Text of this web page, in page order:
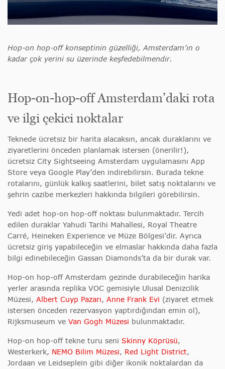
Hop-on hop-off konseptinin güzelliği, Amsterdam’ın o
kadar çok yerini su üzerinde keşfedebilmendir.
Hop-on-hop-off Amsterdam’daki rota
ve ilgi çekici noktalar
Teknede ücretsiz bir harita alacaksın, ancak duraklarını ve
ziyaretlerini önceden planlamak istersen (önerilir!),
ücretsiz City Sightseeing Amsterdam uygulamasını App
Store veya Google Play’den indirebilirsin. Burada tekne
rotalarını, günlük kalkış saatlerini, bilet satış noktalarını ve
şehrin cazibe merkezleri hakkında bilgileri görebilirsin.
Yedi adet hop-on hop-off noktası bulunmaktadır. Tercih
edilen duraklar Yahudi Tarihi Mahallesi, Royal Theatre
Carré, Heineken Experience ve Müze Bölgesi’dir. Ayrıca
ücretsiz giriş yapabileceğin ve elmaslar hakkında daha fazla
bilgi edinebileceğin Gassan Diamonds’ta da bir durak var.
Hop-on hop-off Amsterdam gezinde durabileceğin harika
yerler arasında replika VOC gemisiyle Ulusal Denizcilik
Müzesi, Albert Cuyp Pazarı, Anne Frank Evi (ziyaret etmek
istersen önceden rezervasyon yaptırdığından emin ol),
Rijksmuseum ve Van Gogh Müzesi bulunmaktadır.
Hop-on hop-off tekne turu seni Skinny Köprüsü,
Westerkerk, NEMO Bilim Müzesi, Red Light District,
Jordaan ve Leidseplein gibi diğer ikonik noktalardan da